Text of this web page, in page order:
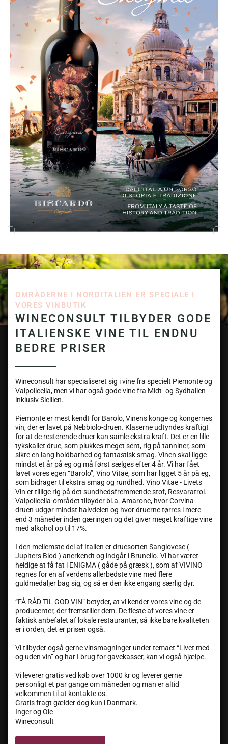
OMRÅDERNE I NORDITALIEN ER SPECIALE I
VORES VINBUTIK
WINECONSULT TILBYDER GODE
ITALIENSKE VINE TIL ENDNU
BEDRE PRISER
Wineconsult har specialiseret sig i vine fra specielt Piemonte og
Valpolicella, men vi har også gode vine fra Midt- og Syditalien
inklusiv Sicilien.
Piemonte er mest kendt for Barolo, Vinens konge og kongernes
vin, der er lavet på Nebbiolo-druen. Klaserne udtyndes kraftigt
for at de resterende druer kan samle ekstra kraft. Det er en lille
tykskallet drue, som plukkes meget sent, rig på tanniner, som
sikre en lang holdbarhed og fantastisk smag. Vinen skal ligge
mindst et år på eg og må først sælges efter 4 år. Vi har fået
lavet vores egen “Barolo”, Vino Vitae, som har ligget 5 år på eg,
som bidrager til ekstra smag og rundhed. Vino Vitae - Livets
Vin er tillige rig på det sundhedsfremmende stof, Resvaratrol.
Valpolicella-området tilbyder bl.a. Amarone, hvor Corvina-
druen udgør mindst halvdelen og hvor druerne tørres i mere
end 3 måneder inden gæringen og det giver meget kraftige vine
med alkohol op til 17%.
I den mellemste del af Italien er druesorten Sangiovese (
Jupiters Blod ) anerkendt og indgår i Brunello. Vi har været
heldige at få fat i ENIGMA ( gåde på græsk ), som af VIVINO
regnes for en af verdens allerbedste vine med flere
guldmedaljer bag sig, og så er den ikke engang særlig dyr.
“FÅ RÅD TIL GOD VIN” betyder, at vi kender vores vine og de
producenter, der fremstiller dem. De fleste af vores vine er
faktisk anbefalet af lokale restauranter, så ikke bare kvaliteten
er i orden, det er prisen også.
Vi tilbyder også gerne vinsmagninger under temaet “Livet med
og uden vin” og har I brug for gavekasser, kan vi også hjælpe.
Vi leverer gratis ved køb over 1000 kr og leverer gerne
personligt et par gange om måneden og man er altid
velkommen til at kontakte os.
Gratis fragt gælder dog kun i Danmark.
Inger og Ole
Wineconsult